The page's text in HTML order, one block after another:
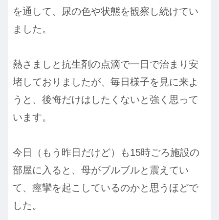
を通して、尿の色や状態を観察し続けてい
ました。
熱さましと抗生剤の点滴で一日で治まり安
堵しておりましたが、毎日様子を見に来よ
うと、後悔だけはしたくないと強く思って
います。
今日（もう昨日だけど）も15時ごろ施設の
部屋に入ると、母がブルブルと震えてい
て、痙攣を起こしているのかと思うほどで
した。